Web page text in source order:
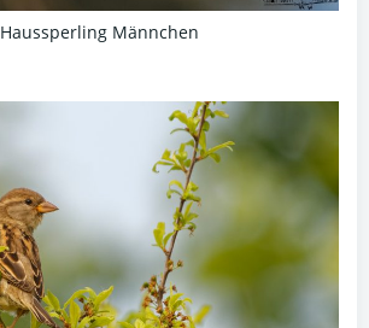
Haussperling Männchen